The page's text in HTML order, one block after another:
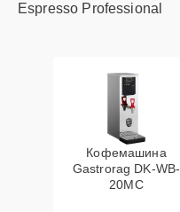
Espresso Professional
Кофемашина
Gastrorag DK-WB-
20MC